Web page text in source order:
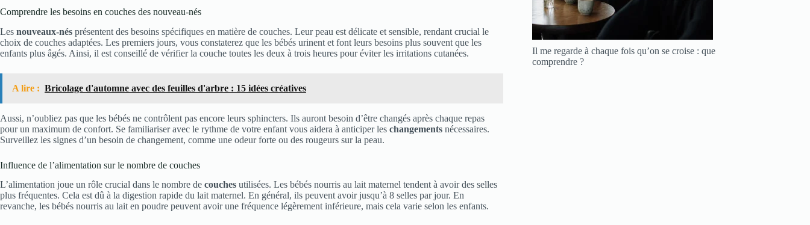
Comprendre les besoins en couches des nouveau-nés
Les nouveaux-nés présentent des besoins spécifiques en matière de couches. Leur peau est délicate et sensible, rendant crucial le
choix de couches adaptées. Les premiers jours, vous constaterez que les bébés urinent et font leurs besoins plus souvent que les
enfants plus âgés. Ainsi, il est conseillé de vérifier la couche toutes les deux à trois heures pour éviter les irritations cutanées.
A lire : Bricolage d'automne avec des feuilles d'arbre : 15 idées créatives
Aussi, n’oubliez pas que les bébés ne contrôlent pas encore leurs sphincters. Ils auront besoin d’être changés après chaque repas
pour un maximum de confort. Se familiariser avec le rythme de votre enfant vous aidera à anticiper les changements nécessaires.
Surveillez les signes d’un besoin de changement, comme une odeur forte ou des rougeurs sur la peau.
Influence de l’alimentation sur le nombre de couches
L’alimentation joue un rôle crucial dans le nombre de couches utilisées. Les bébés nourris au lait maternel tendent à avoir des selles
plus fréquentes. Cela est dû à la digestion rapide du lait maternel. En général, ils peuvent avoir jusqu’à 8 selles par jour. En
revanche, les bébés nourris au lait en poudre peuvent avoir une fréquence légèrement inférieure, mais cela varie selon les enfants.
Il me regarde à chaque fois qu’on se croise : que
comprendre ?